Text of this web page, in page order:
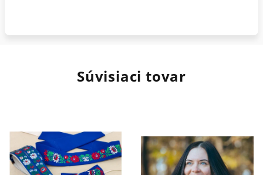
Súvisiaci tovar